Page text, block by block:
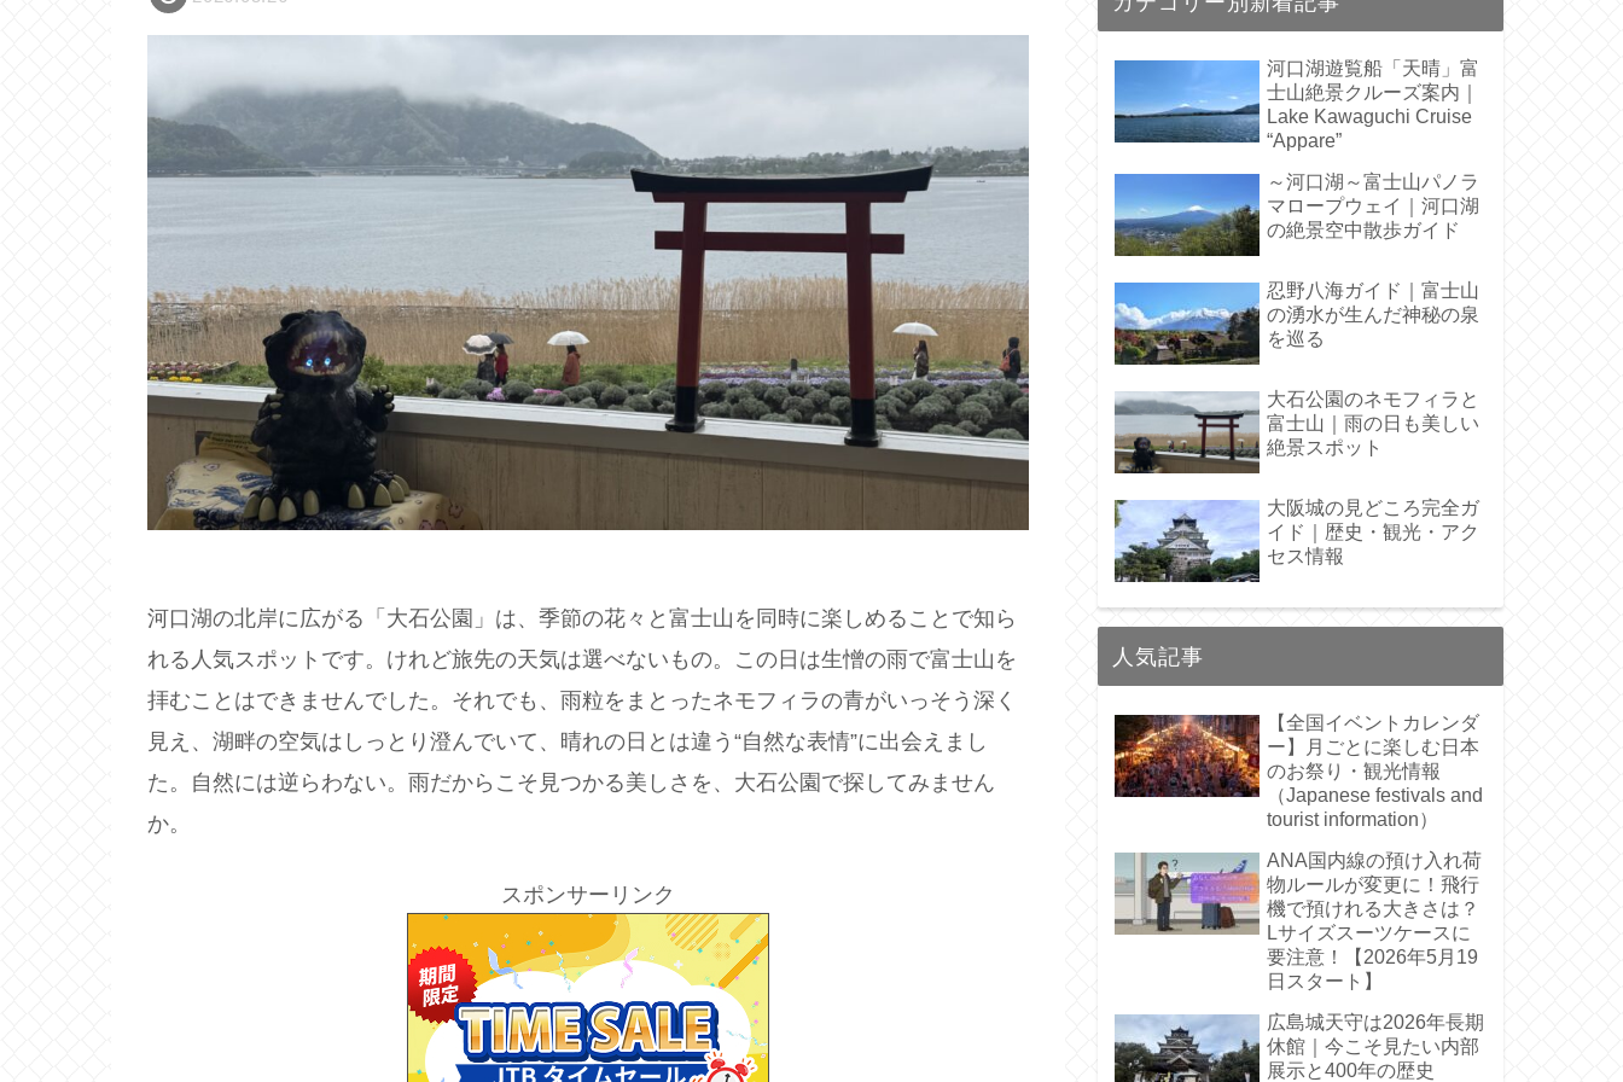
河口湖の北岸に広がる「大石公園」は、季節の花々と富士山を同時に楽しめることで知ら
れる人気スポットです。けれど旅先の天気は選べないもの。この日は生憎の雨で富士山を
拝むことはできませんでした。それでも、雨粒をまとったネモフィラの青がいっそう深く
見え、湖畔の空気はしっとり澄んでいて、晴れの日とは違う“自然な表情”に出会えまし
た。自然には逆らわない。雨だからこそ見つかる美しさを、大石公園で探してみません
か。
スポンサーリンク
河口湖遊覧船「天晴」富
士山絶景クルーズ案内｜
Lake Kawaguchi Cruise
“Appare”
～河口湖～富士山パノラ
マロープウェイ｜河口湖
の絶景空中散歩ガイド
忍野八海ガイド｜富士山
の湧水が生んだ神秘の泉
を巡る
大石公園のネモフィラと
富士山｜雨の日も美しい
絶景スポット
大阪城の見どころ完全ガ
イド｜歴史・観光・アク
セス情報
人気記事
【全国イベントカレンダ
ー】月ごとに楽しむ日本
のお祭り・観光情報
（Japanese festivals and
tourist information）
ANA国内線の預け入れ荷
物ルールが変更に！飛行
機で預けれる大きさは？
Lサイズスーツケースに
要注意！【2026年5月19
日スタート】
広島城天守は2026年長期
休館｜今こそ見たい内部
展示と400年の歴史